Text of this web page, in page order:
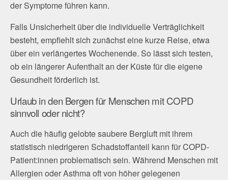
der Symptome führen kann.
Falls Unsicherheit über die individuelle Verträglichkeit
besteht, empfiehlt sich zunächst eine kurze Reise, etwa
über ein verlängertes Wochenende. So lässt sich testen,
ob ein längerer Aufenthalt an der Küste für die eigene
Gesundheit förderlich ist.
Urlaub in den Bergen für Menschen mit COPD
sinnvoll oder nicht?
Auch die häufig gelobte saubere Bergluft mit ihrem
statistisch niedrigeren Schadstoffanteil kann für COPD-
Patient:innen problematisch sein. Während Menschen mit
Allergien oder Asthma oft von höher gelegenen